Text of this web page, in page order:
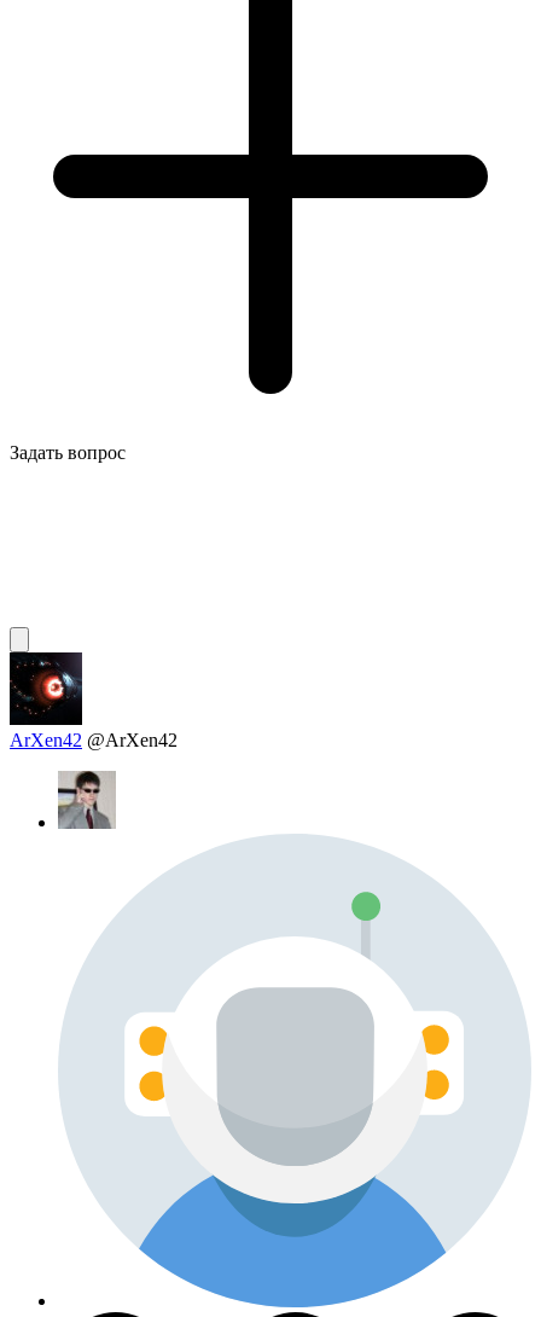
Задать вопрос
ArXen42 @ArXen42